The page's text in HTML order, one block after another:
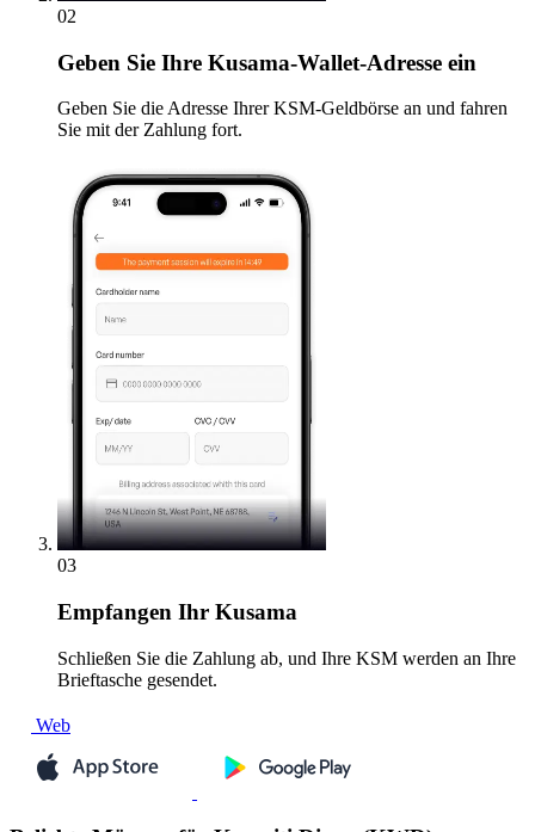
02
Geben Sie Ihre Kusama-Wallet-Adresse ein
Geben Sie die Adresse Ihrer KSM-Geldbörse an und fahren
Sie mit der Zahlung fort.
03
Empfangen Ihr Kusama
Schließen Sie die Zahlung ab, und Ihre KSM werden an Ihre
Brieftasche gesendet.
Web